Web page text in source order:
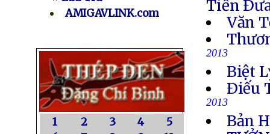
AMIGAVLINK.com
1 2 3 4
5
Tiễn
Văn
2013
Biệt
Ðiếu
2013
Bản